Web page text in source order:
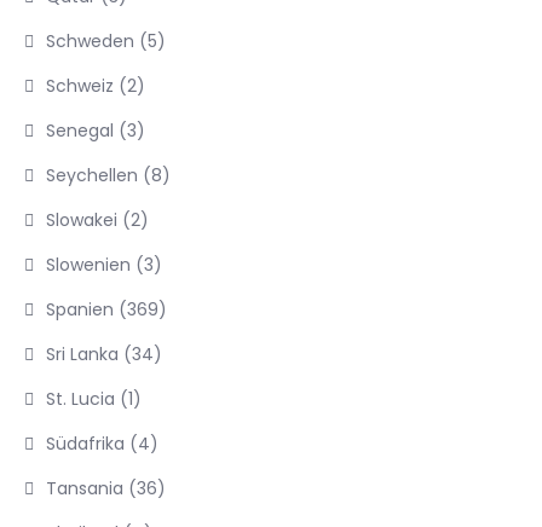
Schweden (5)
Schweiz (2)
Senegal (3)
Seychellen (8)
Slowakei (2)
Slowenien (3)
Spanien (369)
Sri Lanka (34)
St. Lucia (1)
Südafrika (4)
Tansania (36)